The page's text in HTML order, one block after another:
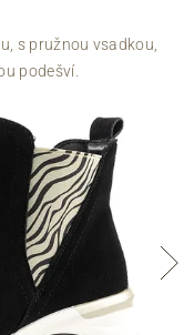
s pružnou vsadkou,
podešví.